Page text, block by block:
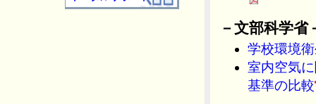
－文部科学省
学校環境
室内空気
基準の比較